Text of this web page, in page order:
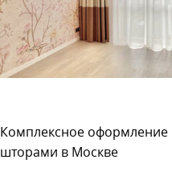
Комплексное оформление
шторами в Москве